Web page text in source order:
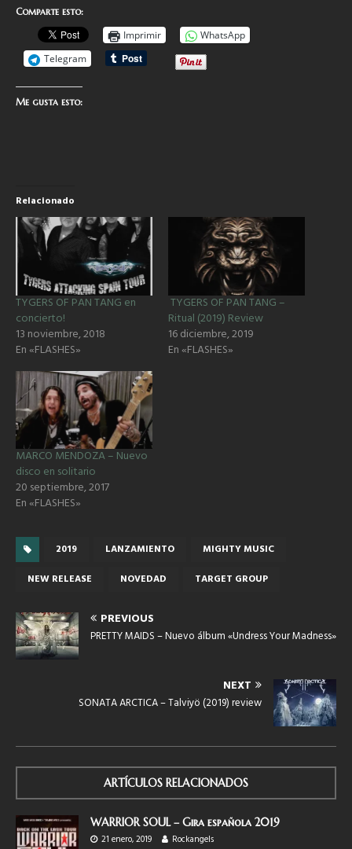
Comparte esto:
Imprimir
WhatsApp
Telegram
Me gusta esto:
Relacionado
TYGERS OF PAN TANG en
concierto!
13 noviembre, 2018
En «FLASHES»
TYGERS OF PAN TANG –
Ritual (2019) Review
16 diciembre, 2019
En «FLASHES»
MARCO MENDOZA – Nuevo
disco en solitario
20 septiembre, 2017
En «FLASHES»
2019 LANZAMIENTO
MIGHTY MUSIC
NEW RELEASE
NOVEDAD TARGET GROUP
PREVIOUS
PRETTY MAIDS – Nuevo álbum «Undress Your Madness»
NEXT
SONATA ARCTICA – Talviyö (2019) review
ARTÍCULOS RELACIONADOS
WARRIOR SOUL – Gira española 2019
21 enero, 2019
Rockangels